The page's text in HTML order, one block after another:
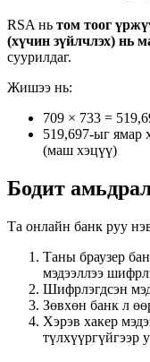
RSA нь том тоог
(хүчин зүйлчлэх) нь
суурилдаг.
Жишээ нь:
709 × 733 =
519,697-ыг ямар
(маш хэцүү)
Бодит
Та онлайн банк руу
Таны браузер
мэдээллээ
Шифрлэгдсэн
Зөвхөн банк л
Хэрэв хакер
түлхүүргүйгээр